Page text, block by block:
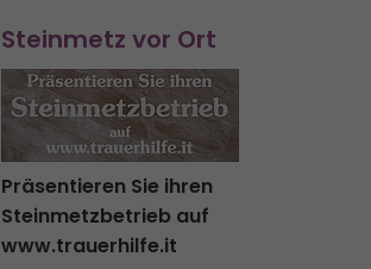
Steinmetz vor Ort
Präsentieren Sie ihren
Steinmetzbetrieb auf
www.trauerhilfe.it